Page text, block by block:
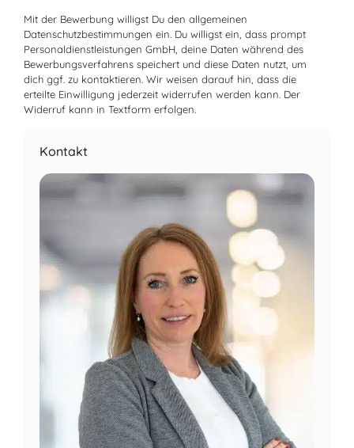
Mit der Bewerbung willigst Du den allgemeinen
Datenschutzbestimmungen ein. Du willigst ein, dass prompt
Personaldienstleistungen GmbH, deine Daten während des
Bewerbungsverfahrens speichert und diese Daten nutzt, um
dich ggf. zu kontaktieren. Wir weisen darauf hin, dass die
erteilte Einwilligung jederzeit widerrufen werden kann. Der
Widerruf kann in Textform erfolgen.
Kontakt